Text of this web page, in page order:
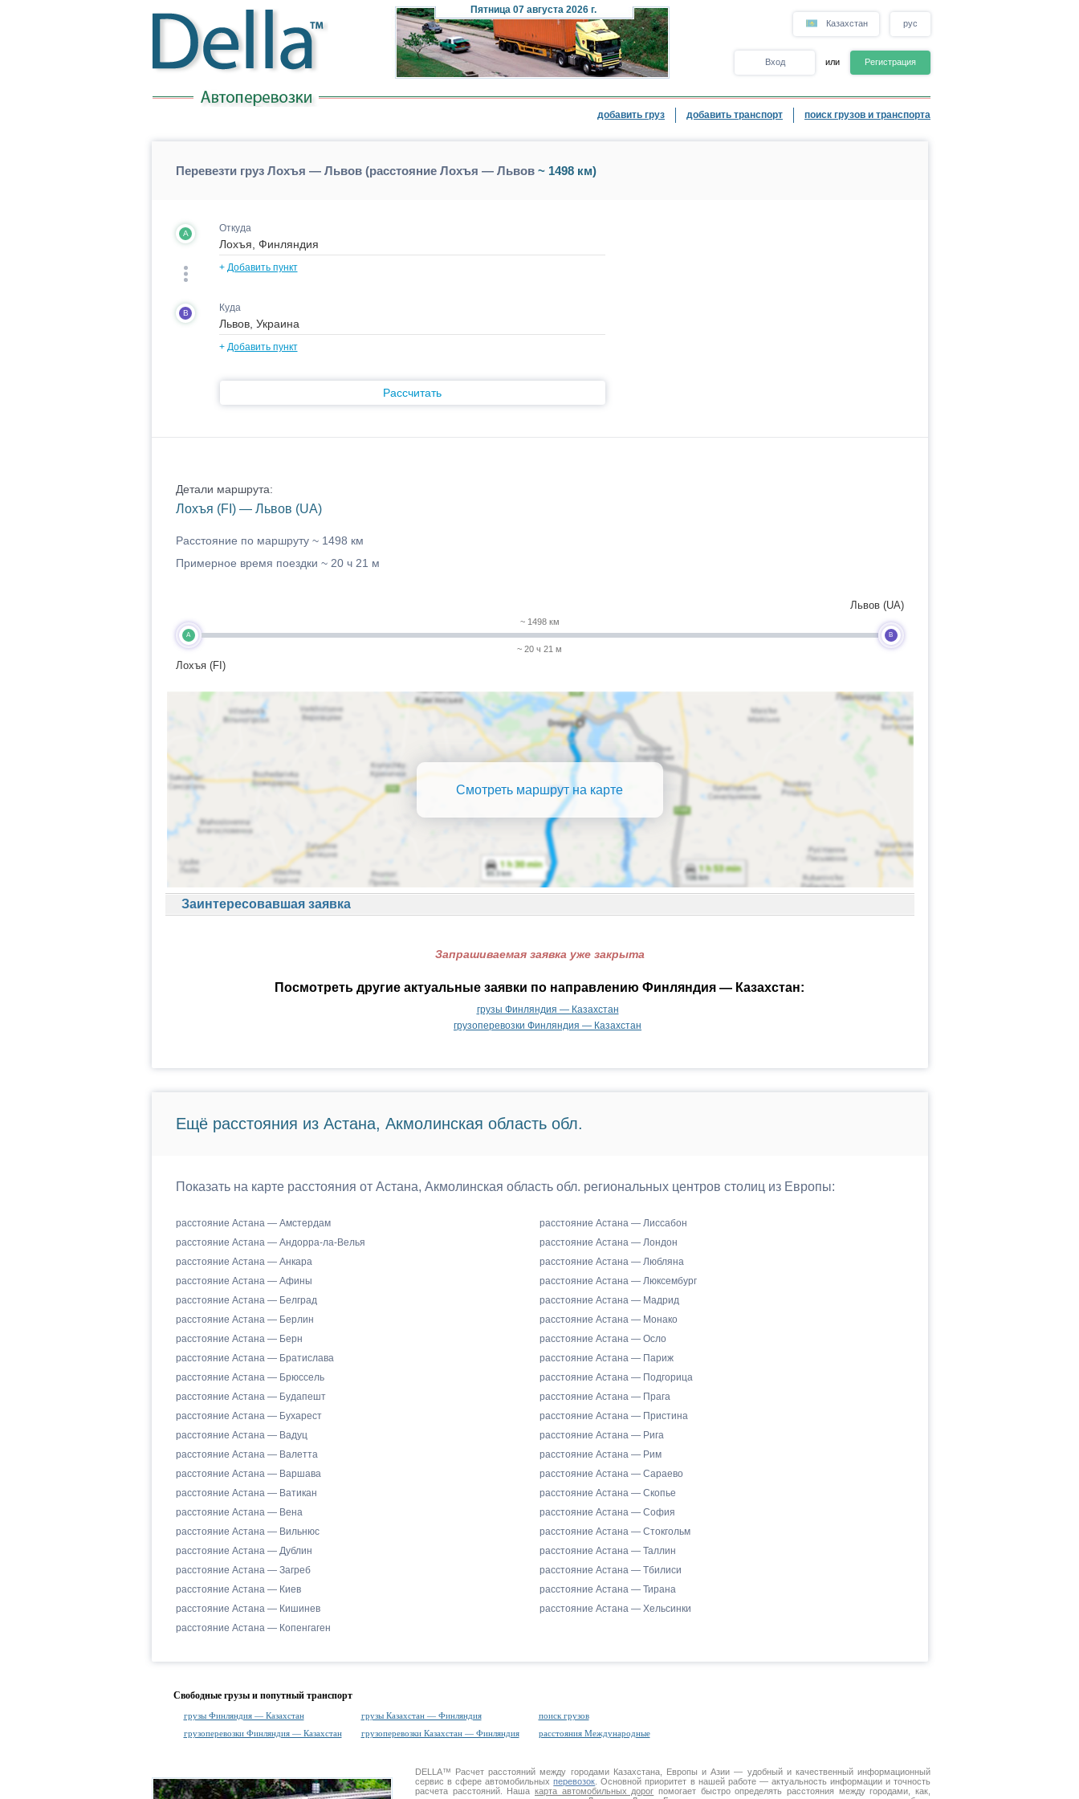
Пятница07 августа 2026 г.
Казахстан рус
Вход или Регистрация
добавить груз добавить транспорт поиск грузов и транспорта
Перевезти груз Лохъя — Львов (расстояние Лохъя — Львов~ 1498 км)
A Откуда
+ Добавить пункт
B Куда
+ Добавить пункт
Рассчитать
Детали маршрута:
Лохъя (FI) — Львов (UA)
Расстояние по маршруту ~ 1498 км
Примерное время поездки ~ 20 ч 21 м
A
Лохъя (FI)
~ 1498 км
~ 20 ч 21 м
B
Львов (UA)
Смотреть маршрут на карте
Заинтересовавшая заявка
Запрашиваемая заявка уже закрыта
Посмотреть другие актуальные заявки по направлению Финляндия — Казахстан:
грузы Финляндия — Казахстан
грузоперевозки Финляндия — Казахстан
Ещё расстояния из Астана, Акмолинская область обл.
Показать на карте расстояния от Астана, Акмолинская область обл. региональных центров столиц из Европы:
расстояние Астана — Амстердам
расстояние Астана — Андорра-ла-Велья
расстояние Астана — Анкара
расстояние Астана — Афины
расстояние Астана — Белград
расстояние Астана — Берлин
расстояние Астана — Берн
расстояние Астана — Братислава
расстояние Астана — Брюссель
расстояние Астана — Будапешт
расстояние Астана — Бухарест
расстояние Астана — Вадуц
расстояние Астана — Валетта
расстояние Астана — Варшава
расстояние Астана — Ватикан
расстояние Астана — Вена
расстояние Астана — Вильнюс
расстояние Астана — Дублин
расстояние Астана — Загреб
расстояние Астана — Киев
расстояние Астана — Кишинев
расстояние Астана — Копенгаген
расстояние Астана — Лиссабон
расстояние Астана — Лондон
расстояние Астана — Любляна
расстояние Астана — Люксембург
расстояние Астана — Мадрид
расстояние Астана — Монако
расстояние Астана — Осло
расстояние Астана — Париж
расстояние Астана — Подгорица
расстояние Астана — Прага
расстояние Астана — Пристина
расстояние Астана — Рига
расстояние Астана — Рим
расстояние Астана — Сараево
расстояние Астана — Скопье
расстояние Астана — София
расстояние Астана — Стокгольм
расстояние Астана — Таллин
расстояние Астана — Тбилиси
расстояние Астана — Тирана
расстояние Астана — Хельсинки
Свободные грузы и попутный транспорт
грузы Финляндия — Казахстан грузы Казахстан — Финляндия
поиск грузов
грузоперевозки Финляндия — Казахстан
грузоперевозки Казахстан — Финляндия расстояния Международные
DELLA™ Расчет расстояний между городами Казахстана, Европы и Азии — удобный и качественный информационный
сервис в сфере автомобильныхперевозок . Основной приоритет в нашей работе — актуальность информации и точность
расчета расстояний. Наша карта автомобильных дорог помогает быстро определять расстояния между городами, как,